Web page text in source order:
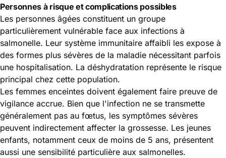
Personnes à risque et complications possibles
Les personnes âgées constituent un groupe
particulièrement vulnérable face aux infections à
salmonelle. Leur système immunitaire affaibli les expose à
des formes plus sévères de la maladie nécessitant parfois
une hospitalisation. La déshydratation représente le risque
principal chez cette population.
Les femmes enceintes doivent également faire preuve de
vigilance accrue. Bien que l'infection ne se transmette
généralement pas au fœtus, les symptômes sévères
peuvent indirectement affecter la grossesse. Les jeunes
enfants, notamment ceux de moins de 5 ans, présentent
aussi une sensibilité particulière aux salmonelles.